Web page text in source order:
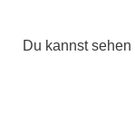
Du kannst sehen